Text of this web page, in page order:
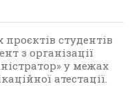
студентів
з організації
у межах
атестації.